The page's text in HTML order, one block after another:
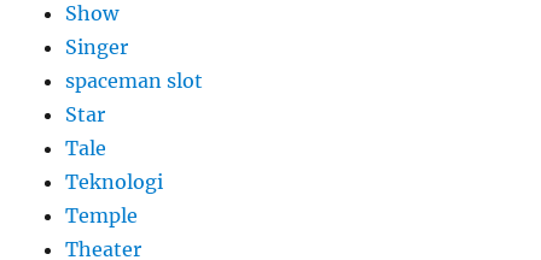
Show
Singer
spaceman slot
Star
Tale
Teknologi
Temple
Theater